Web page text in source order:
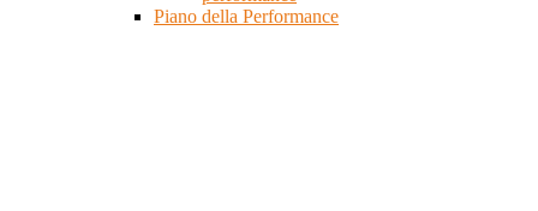
Piano della Performance